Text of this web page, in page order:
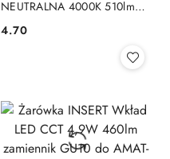
NEUTRALNA 4000K 510lm
odpowiednik 42W Czarna
obudowa
Cena:
4.70